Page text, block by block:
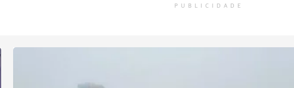
PUBLICIDADE